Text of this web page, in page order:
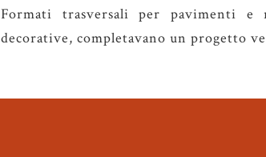
Formati trasversali per pavimenti e
decorative, completavano un progetto